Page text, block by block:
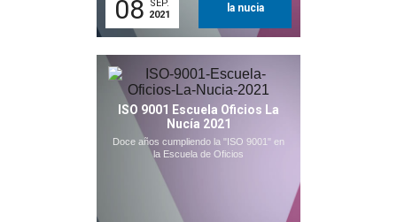
08
SEP.
2021
la nucia
ISO 9001 Escuela Oficios La
Nucía 2021
Doce años cumpliendo la "ISO 9001" en
la Escuela de Oficios